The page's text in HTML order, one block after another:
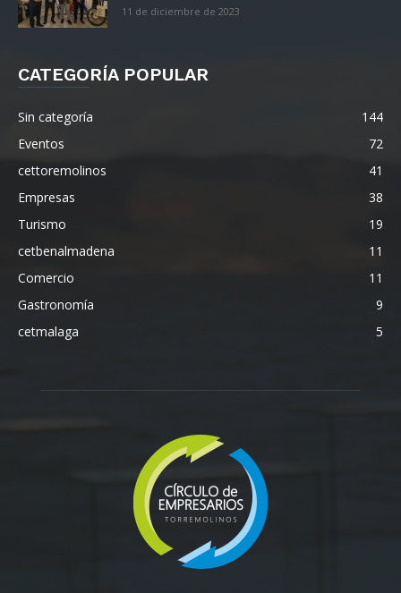
11 de diciembre de 2023
CATEGORÍA POPULAR
Sin categoría
144
Eventos
72
cettoremolinos
41
Empresas
38
Turismo
19
cetbenalmadena
11
Comercio
11
Gastronomía
9
cetmalaga
5